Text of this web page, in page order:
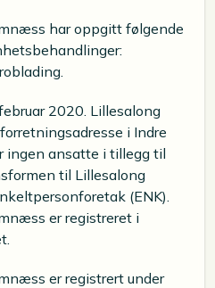
har oppgitt følgende
2020. Lillesalong
i Indre
ingen ansatte i tillegg til
til Lillesalong
(ENK).
er registreret i
er registrert under